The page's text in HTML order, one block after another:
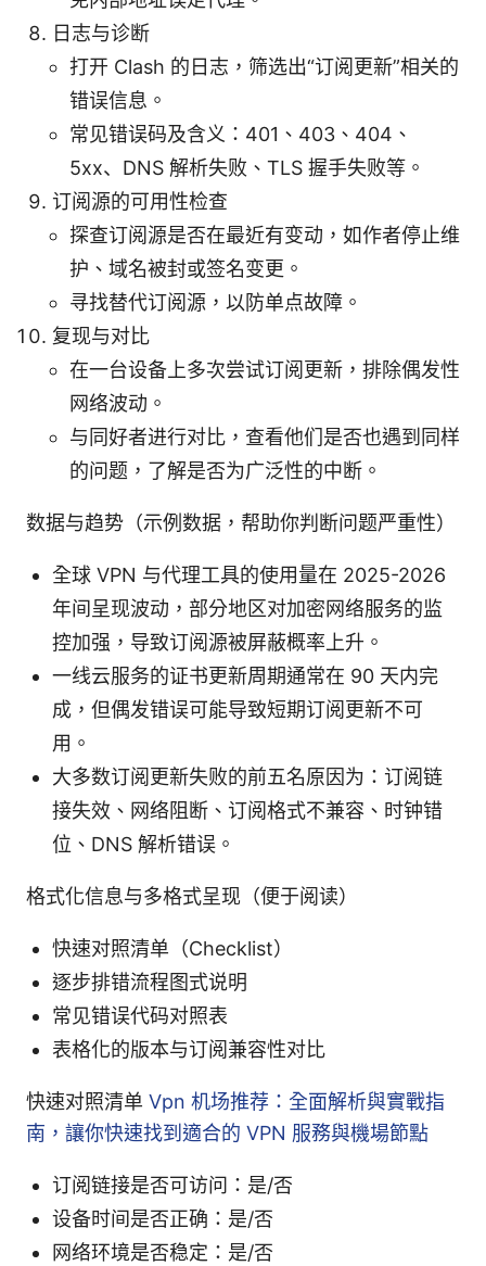
日志与诊断
打开 Clash 的日志，筛选出“订阅更新”相关的
错误信息。
常见错误码及含义：401、403、404、
5xx、DNS 解析失败、TLS 握手失败等。
订阅源的可用性检查
探查订阅源是否在最近有变动，如作者停止维
护、域名被封或签名变更。
寻找替代订阅源，以防单点故障。
复现与对比
在一台设备上多次尝试订阅更新，排除偶发性
网络波动。
与同好者进行对比，查看他们是否也遇到同样
的问题，了解是否为广泛性的中断。
数据与趋势（示例数据，帮助你判断问题严重性）
全球 VPN 与代理工具的使用量在 2025-2026
年间呈现波动，部分地区对加密网络服务的监
控加强，导致订阅源被屏蔽概率上升。
一线云服务的证书更新周期通常在 90 天内完
成，但偶发错误可能导致短期订阅更新不可
用。
大多数订阅更新失败的前五名原因为：订阅链
接失效、网络阻断、订阅格式不兼容、时钟错
位、DNS 解析错误。
格式化信息与多格式呈现（便于阅读）
快速对照清单（Checklist）
逐步排错流程图式说明
常见错误代码对照表
表格化的版本与订阅兼容性对比
快速对照清单 Vpn 机场推荐：全面解析與實戰指
南，讓你快速找到適合的 VPN 服務與機場節點
订阅链接是否可访问：是/否
设备时间是否正确：是/否
网络环境是否稳定：是/否